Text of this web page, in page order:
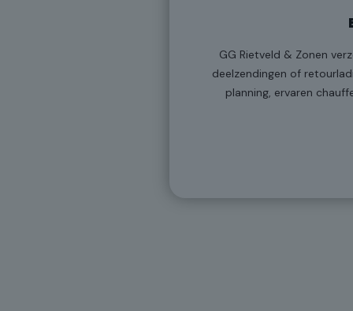
GG Rietveld & Zonen
deelzendingen of
planning, ervaren